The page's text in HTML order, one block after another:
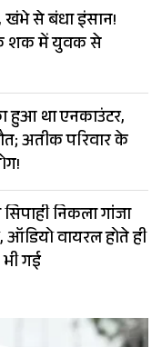
खंभे से बंधा इंसान!
के शक में युवक से
हुआ था एनकाउंटर,
अतीक परिवार के
निकला गांजा
ऑडियो वायरल होते ही
भी गई